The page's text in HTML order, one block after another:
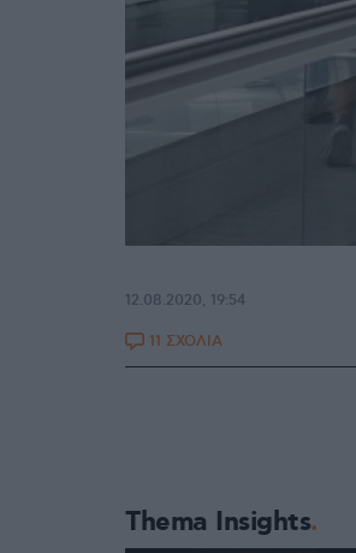
12.08.2020, 19:54
11 ΣΧΟΛΙΑ
Thema Insights